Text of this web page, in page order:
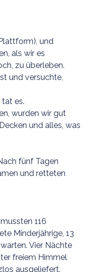
und
als wir es
zu überleben.
und versuchte,
es.
wurden wir gut
und alles, was
fünf Tagen
und retteten
116
Minderjährige, 13
Vier Nächte
freiem Himmel
ausgeliefert.